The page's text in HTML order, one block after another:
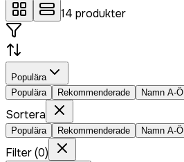
14 produkter
Populära
Populära
Rekommenderade Namn A-Ö
Sortera
Populära Rekommenderade Namn A-Ö
Filter(0)